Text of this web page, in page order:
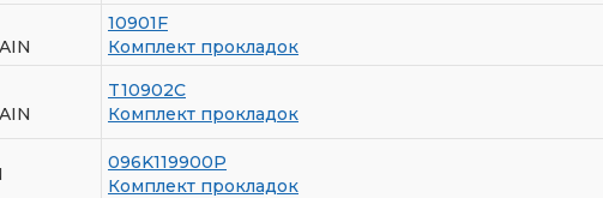
10901F
Комплект прокладок
T10902C
Комплект прокладок
096K119900P
Комплект прокладок